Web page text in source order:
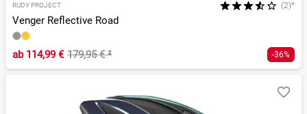
RUDY PROJECT (2)*
Venger Reflective Road
ab114,99 € 179,95 €² -36%